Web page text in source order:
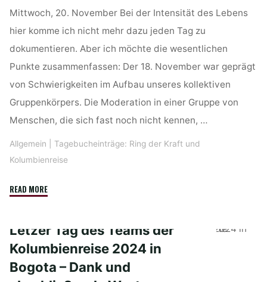
Mittwoch, 20. November Bei der Intensität des Lebens
hier komme ich nicht mehr dazu jeden Tag zu
dokumentieren. Aber ich möchte die wesentlichen
Punkte zusammenfassen: Der 18. November war geprägt
von Schwierigkeiten im Aufbau unseres kollektiven
Gruppenkörpers. Die Moderation in einer Gruppe von
Menschen, die sich fast noch nicht kennen, …
Allgemein
Tagebucheinträge: Ring der Kraft und
Kolumbienreise
READ MORE"Tagebucheinträge:
20.11.
–
28.11.2024"
Letzer Tag des Teams der
Kolumbienreise 2024 in
Bogota – Dank und